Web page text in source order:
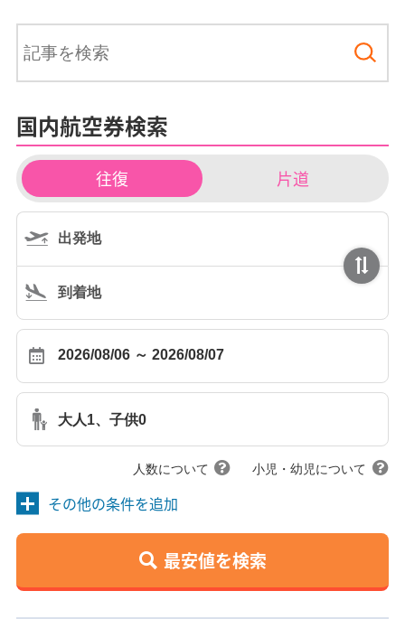
国内航空券検索
チ
ケ
ッ
ト
イ
プ
往復 片道
大人1、子供0
人数について 小児・幼児について
その他の条件を追加
最安値を検索